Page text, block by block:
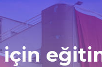
için